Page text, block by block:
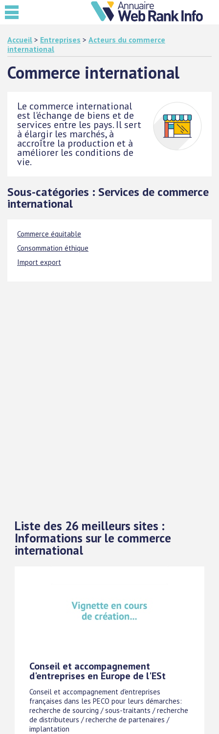
Accueil > Entreprises > Acteurs du commerce
international
Commerce international
Le commerce international
est l'échange de biens et de
services entre les pays. Il sert
à élargir les marchés, à
accroître la production et à
améliorer les conditions de
vie.
Sous-catégories : Services de commerce
international
Commerce équitable
Consommation éthique
Import export
Liste des 26 meilleurs sites :
Informations sur le commerce
international
Conseil et accompagnement
d'entreprises en Europe de l'ESt
Conseil et accompagnement d'entreprises
françaises dans les PECO pour leurs démarches:
recherche de sourcing / sous-traitants / recherche
de distributeurs / recherche de partenaires /
implantation